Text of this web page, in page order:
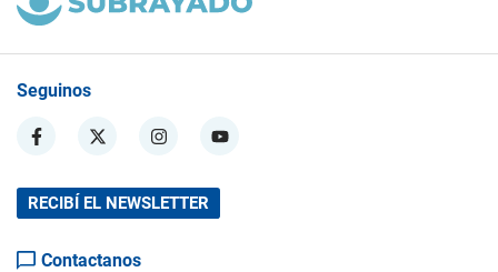
Seguinos
RECIBÍ EL NEWSLETTER
Contactanos